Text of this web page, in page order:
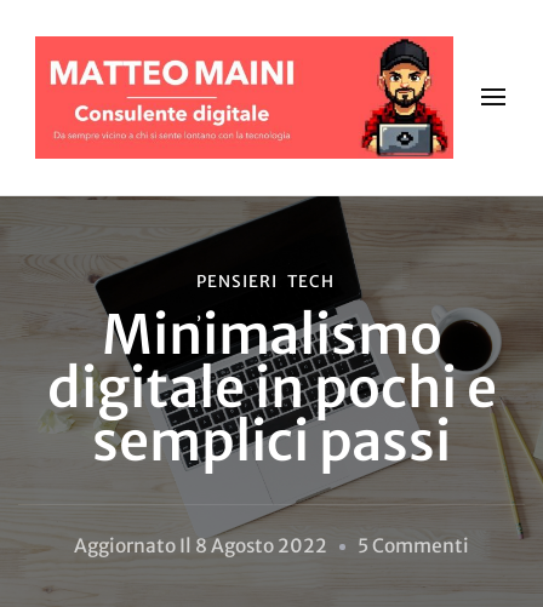
PENSIERI TECH
Minimalismo
digitale in pochi e
semplici passi
Aggiornato Il 8 Agosto 2022 5 Commenti